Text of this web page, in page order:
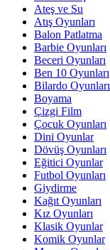
Ateş ve Su
Atış Oyunları
Balon Patlatma
Barbie Oyunları
Beceri Oyunları
Ben 10 Oyunları
Bilardo Oyunları
Boyama
Çizgi Film
Çocuk Oyunları
Dini Oyunlar
Dövüş Oyunları
Eğitici Oyunlar
Futbol Oyunları
Giydirme
Kağıt Oyunları
Kız Oyunları
Klasik Oyunlar
Komik Oyunlar